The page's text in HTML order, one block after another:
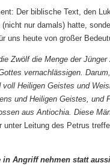
Der biblische Text, den
(nicht nur damals) hatte,
uns heute von großer
Zwölf die Menge der
vernachlässigen.
voll Heiligen Geistes und
und Heiligen Geistes, und
aus Antiochia. Diese
unter Leitung des Petrus
in Angriff nehmen statt